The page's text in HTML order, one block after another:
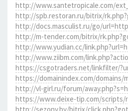
http://www.santetropicale.com/
http://spb.restoran.ru/bitrix/
http://docs.masculist.ru/go/
http://m-tender.com/bitrix/
http://www.yudian.cc/
http://www.ziibm.com/
https://csgotraders.net/linkfilter/
https://domainindex.com/domains/
http://vl-girl.ru/forum/
https://www.deixe-tip.com/scripts/